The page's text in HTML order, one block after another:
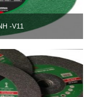
-V11